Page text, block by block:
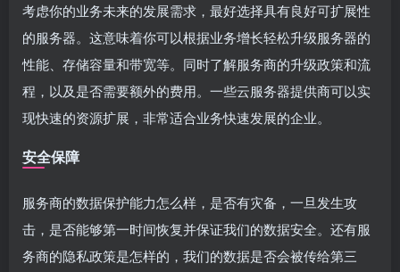
考虑你的业务未来的发展需求，最好选择具有良好可扩展性
的服务器。这意味着你可以根据业务增长轻松升级服务器的
性能、存储容量和带宽等。同时了解服务商的升级政策和流
程，以及是否需要额外的费用。一些云服务器提供商可以实
现快速的资源扩展，非常适合业务快速发展的企业。
安全保障
服务商的数据保护能力怎么样，是否有灾备，一旦发生攻
击，是否能够第一时间恢复并保证我们的数据安全。还有服
务商的隐私政策是怎样的，我们的数据是否会被传给第三